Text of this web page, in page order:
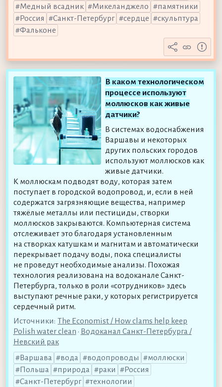
Медный всадник
Микеланджело
памятники
Россия
Санкт-Петербург сердце
скульптура
Фальконе
В каком технологическом
процессе используют
моллюсков как живые
датчики?
В системах водоснабжения
Варшавы и некоторых
других польских городов
используют моллюсков как
живые датчики.
К моллюскам подводят воду, которая затем
поступает в городской водопровод, и, если в ней
содержатся загрязняющие вещества, например
тяжёлые металлы или пестициды, створки
моллюсков закрываются. Компьютерная система
отслеживает это благодаря установленным
на створках катушкам и магнитам и автоматически
перекрывает подачу воды, пока специалисты
не проведут необходимые анализы. Похожая
технология реализована на водоканале Санкт-
Петербурга, только в роли «сотрудников» здесь
выступают речные раки, у которых регистрируется
сердечный ритм.
Источники: The Economist / How clams help keep
Polish water clean • Водоканал Санкт-Петербурга /
Невский рак
Варшава
вода водопроводы
моллюски
Польша
природа раки
Россия
Санкт-Петербург
технологии